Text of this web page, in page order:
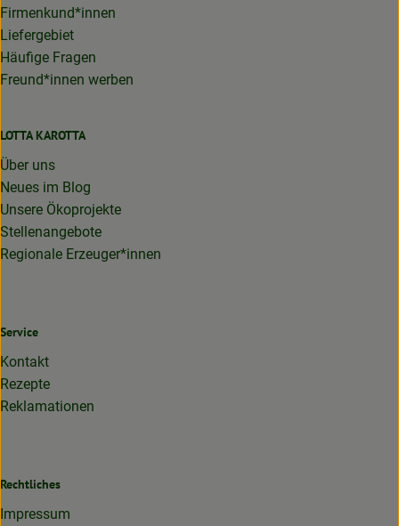
Firmenkund*innen
Liefergebiet
Häufige Fragen
Freund*innen werben
LOTTA KAROTTA
Über uns
Neues im Blog
Unsere Ökoprojekte
Stellenangebote
Regionale Erzeuger*innen
Service
Kontakt
Rezepte
Reklamationen
Rechtliches
Impressum